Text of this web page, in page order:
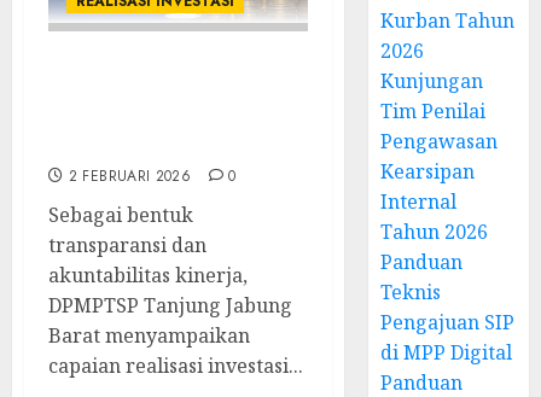
2 FEBRUARI 2026 0
Sebagai bentuk
transparansi dan
akuntabilitas kinerja,
DPMPTSP Tanjung Jabung
Barat menyampaikan
capaian realisasi investasi...
Kurban Tahun
2026
Kunjungan
Tim Penilai
Pengawasan
Kearsipan
Internal
Tahun 2026
Panduan
Teknis
Pengajuan SIP
di MPP Digital
Panduan